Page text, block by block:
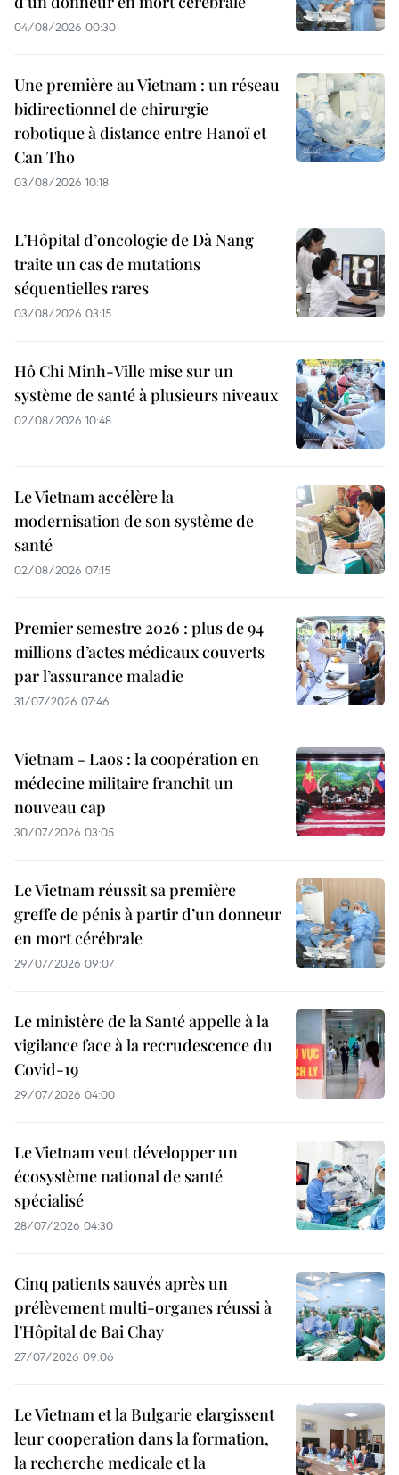
04/08/2026 00:30
Une première au Vietnam : un réseau
bidirectionnel de chirurgie
robotique à distance entre Hanoï et
Can Tho
03/08/2026 10:18
L’Hôpital d’oncologie de Dà Nang
traite un cas de mutations
séquentielles rares
03/08/2026 03:15
Hô Chi Minh-Ville mise sur un
système de santé à plusieurs niveaux
02/08/2026 10:48
Le Vietnam accélère la
modernisation de son système de
santé
02/08/2026 07:15
Premier semestre 2026 : plus de 94
millions d’actes médicaux couverts
par l’assurance maladie
31/07/2026 07:46
Vietnam - Laos : la coopération en
médecine militaire franchit un
nouveau cap
30/07/2026 03:05
Le Vietnam réussit sa première
greffe de pénis à partir d’un donneur
en mort cérébrale
29/07/2026 09:07
Le ministère de la Santé appelle à la
vigilance face à la recrudescence du
Covid-19
29/07/2026 04:00
Le Vietnam veut développer un
écosystème national de santé
spécialisé
28/07/2026 04:30
Cinq patients sauvés après un
prélèvement multi-organes réussi à
l’Hôpital de Bai Chay
27/07/2026 09:06
Le Vietnam et la Bulgarie elargissent
leur cooperation dans la formation,
la recherche medicale et la